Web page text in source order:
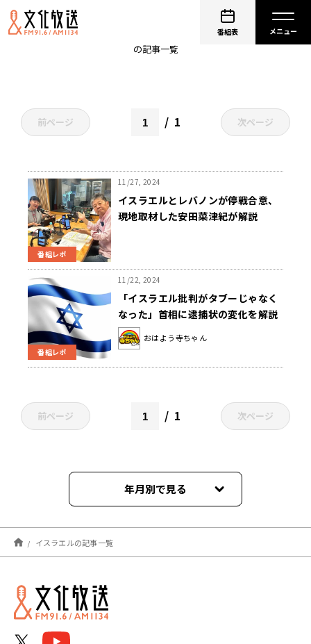
番組表
の記事一覧
前ページ 1 次ページ
番組レポ
11/27, 2024
イスラエルとレバノンが停戦合意、
現地取材した安田菜津紀が解説
番組レポ
11/22, 2024
「イスラエル批判がタブーじゃなく
なった」首相に逮捕状の変化を解説
おはよう寺ちゃん
前ページ 1 次ページ
年月別で見る
2026年07月
2026年04月
2026年03月
イスラエルの記事一覧